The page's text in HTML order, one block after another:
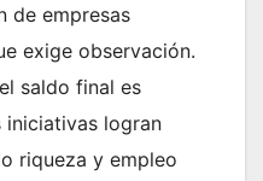
de empresas
exige observación.
saldo final es
iniciativas logran
riqueza y empleo